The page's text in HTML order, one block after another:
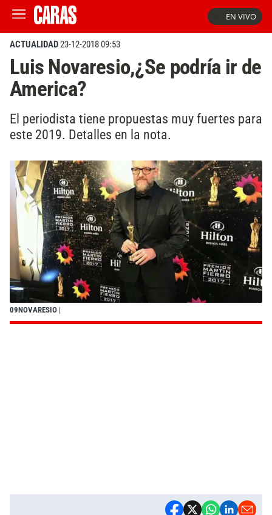
EN VIVO
ACTUALIDAD23-12-2018 09:53
Luis Novaresio,¿Se podría ir de
America?
El periodista tiene propuestas muy fuertes para
este 2019. Detalles en la nota.
09NOVARESIO |